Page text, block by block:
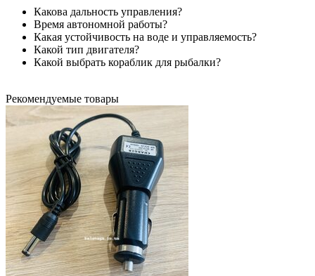
Какова дальность управления?
Время автономной работы?
Какая устойчивость на воде и управляемость?
Какой тип двигателя?
Какой выбрать кораблик для рыбалки?
Рекомендуемые товары